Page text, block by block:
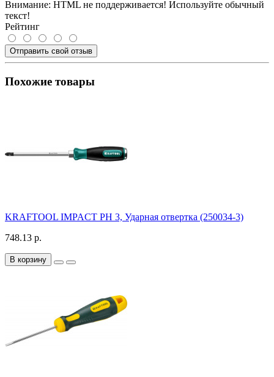
Внимание: HTML не поддерживается! Используйте обычный
текст!
Рейтинг
Отправить свой отзыв
Похожие товары
KRAFTOOL IMPACT PH 3, Ударная отвертка (250034-3)
748.13 р.
В корзину